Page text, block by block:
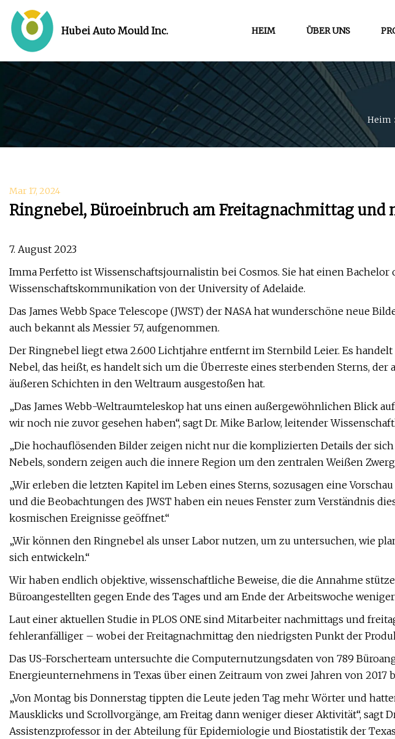
Hubei Auto Mould Inc. HEIM ÜBER UNS
Heim
Mar 17, 2024
Ringnebel, Büroeinbruch am Freitagnachmittag und
7. August 2023
Imma Perfetto ist Wissenschaftsjournalistin bei Cosmos. Sie hat einen
Wissenschaftskommunikation von der University of Adelaide.
Das James Webb Space Telescope (JWST) der NASA hat wunderschöne neue
auch bekannt als Messier 57, aufgenommen.
Der Ringnebel liegt etwa 2.600 Lichtjahre entfernt im Sternbild Leier. Es
Nebel, das heißt, es handelt sich um die Überreste eines sterbenden Sterns, der
äußeren Schichten in den Weltraum ausgestoßen hat.
„Das James Webb-Weltraumteleskop hat uns einen außergewöhnlichen Blick
wir noch nie zuvor gesehen haben“, sagt Dr. Mike Barlow, leitender
„Die hochauflösenden Bilder zeigen nicht nur die komplizierten Details der
Nebels, sondern zeigen auch die innere Region um den zentralen Weißen
„Wir erleben die letzten Kapitel im Leben eines Sterns, sozusagen eine
und die Beobachtungen des JWST haben ein neues Fenster zum Verständnis
kosmischen Ereignisse geöffnet.“
„Wir können den Ringnebel als unser Labor nutzen, um zu untersuchen, wie
sich entwickeln.“
Wir haben endlich objektive, wissenschaftliche Beweise, die die Annahme
Büroangestellten gegen Ende des Tages und am Ende der Arbeitswoche
Laut einer aktuellen Studie in PLOS ONE sind Mitarbeiter nachmittags und
fehleranfälliger – wobei der Freitagnachmittag den niedrigsten Punkt der
Das US-Forscherteam untersuchte die Computernutzungsdaten von 789
Energieunternehmens in Texas über einen Zeitraum von zwei Jahren von 2017
„Von Montag bis Donnerstag tippten die Leute jeden Tag mehr Wörter und
Mausklicks und Scrollvorgänge, am Freitag dann weniger dieser Aktivität“, sagt
Assistenzprofessor in der Abteilung für Epidemiologie und Biostatistik der